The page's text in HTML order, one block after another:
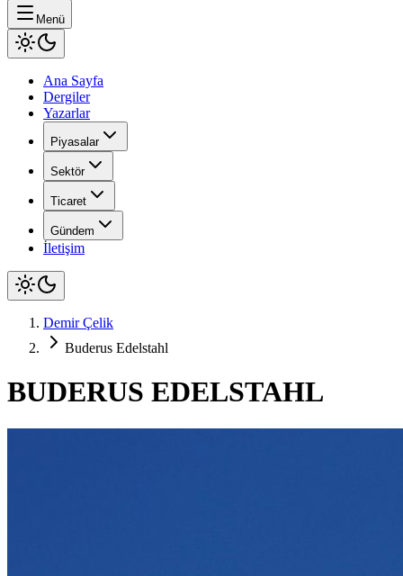
Menü
Ana Sayfa
Dergiler
Yazarlar
Piyasalar
Sektör
Ticaret
Gündem
İletişim
Demir Çelik
Buderus Edelstahl
BUDERUS EDELSTAHL